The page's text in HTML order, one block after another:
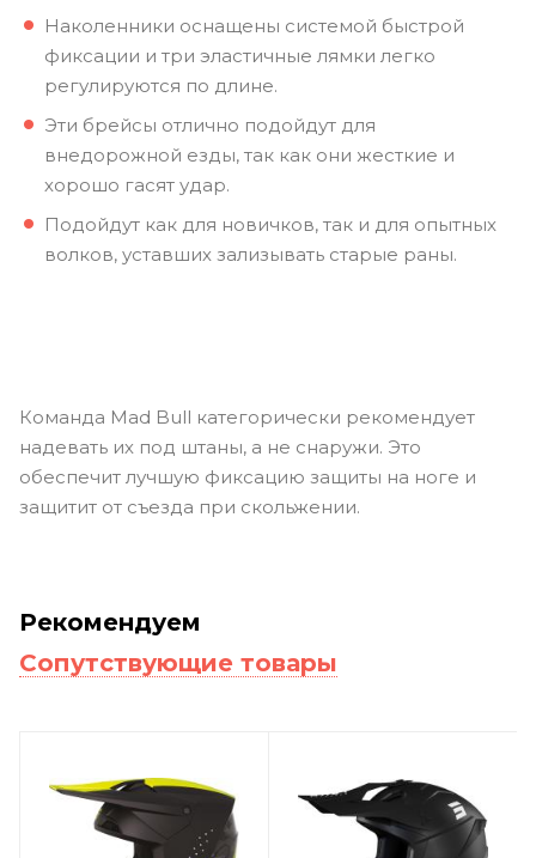
Наколенники оснащены системой быстрой
фиксации и три эластичные лямки легко
регулируются по длине.
Эти брейсы отлично подойдут для
внедорожной езды, так как они жесткие и
хорошо гасят удар.
Подойдут как для новичков, так и для опытных
волков, уставших зализывать старые раны.
Команда Mad Bull категорически рекомендует
надевать их под штаны, а не снаружи. Это
обеспечит лучшую фиксацию защиты на ноге и
защитит от съезда при скольжении.
Рекомендуем
Сопутствующие товары